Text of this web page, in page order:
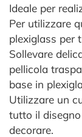
Ideale per
Per utilizzare
plexiglass per
Sollevare
pellicola
base in
Utilizzare un
tutto il
decorare.